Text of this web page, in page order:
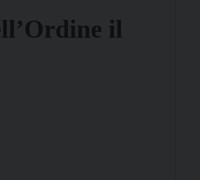
il